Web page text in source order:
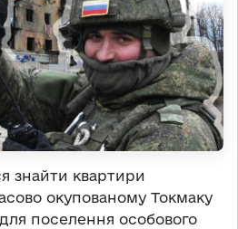
знайти квартири
окупованому Токмаку
для поселення особового